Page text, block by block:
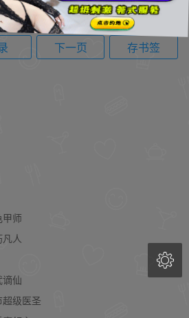
下一页 存书签
师
人
仙
级医圣
